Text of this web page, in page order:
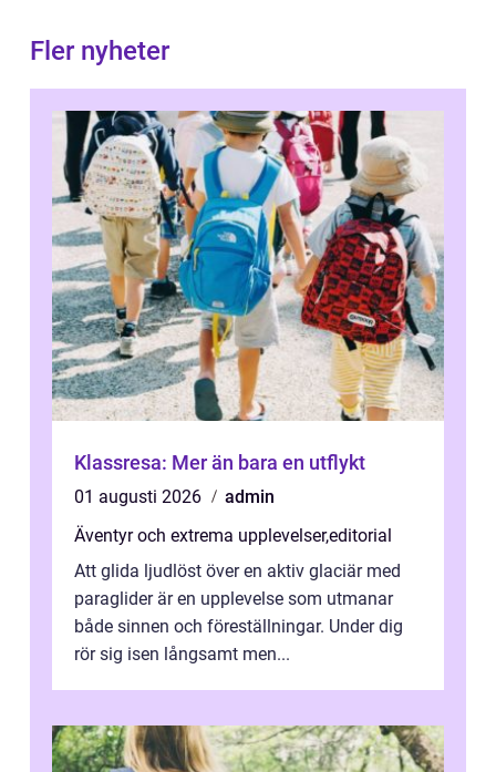
Fler nyheter
Klassresa: Mer än bara en utflykt
01 augusti 2026
admin
Äventyr och extrema upplevelser,editorial
Att glida ljudlöst över en aktiv glaciär med
paraglider är en upplevelse som utmanar
både sinnen och föreställningar. Under dig
rör sig isen långsamt men...